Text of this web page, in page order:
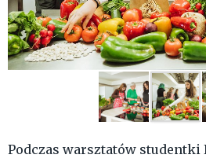
Podczas warsztatów studentki